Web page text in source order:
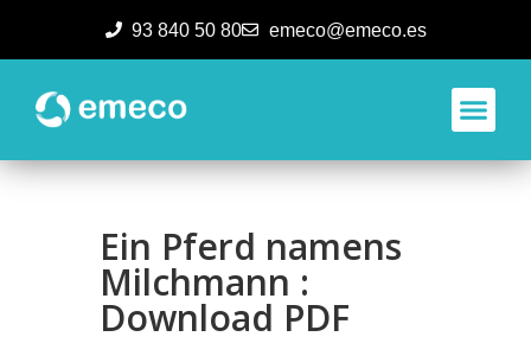
93 840 50 80 emeco@emeco.es
Ein Pferd namens
Milchmann :
Download PDF